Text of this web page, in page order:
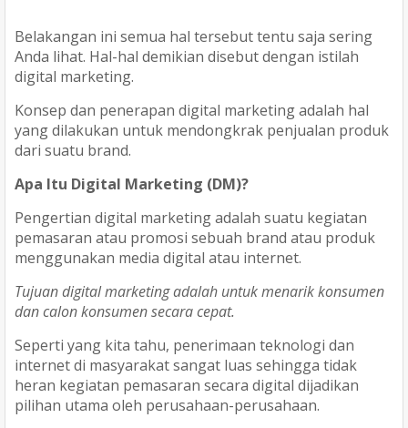
Belakangan ini semua hal tersebut tentu saja sering
Anda lihat. Hal-hal demikian disebut dengan istilah
digital marketing.
Konsep dan penerapan digital marketing adalah hal
yang dilakukan untuk mendongkrak penjualan produk
dari suatu brand.
Apa Itu Digital Marketing (DM)?
Pengertian digital marketing adalah suatu kegiatan
pemasaran atau promosi sebuah brand atau produk
menggunakan media digital atau internet.
Tujuan digital marketing adalah untuk menarik konsumen
dan calon konsumen secara cepat.
Seperti yang kita tahu, penerimaan teknologi dan
internet di masyarakat sangat luas sehingga tidak
heran kegiatan pemasaran secara digital dijadikan
pilihan utama oleh perusahaan-perusahaan.